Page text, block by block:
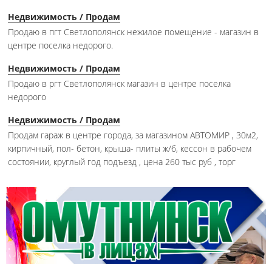
Недвижимость / Продам
Продаю в пгт Светлополянск нежилое помещение - магазин в
центре поселка недорого.
Недвижимость / Продам
Продаю в ргт Светлополянск магазин в центре поселка
недорого
Недвижимость / Продам
Продам гараж в центре города, за магазином АВТОМИР , 30м2,
кирпичный, пол- бетон, крыша- плиты ж/б, кессон в рабочем
состоянии, круглый год подъезд , цена 260 тыс руб , торг